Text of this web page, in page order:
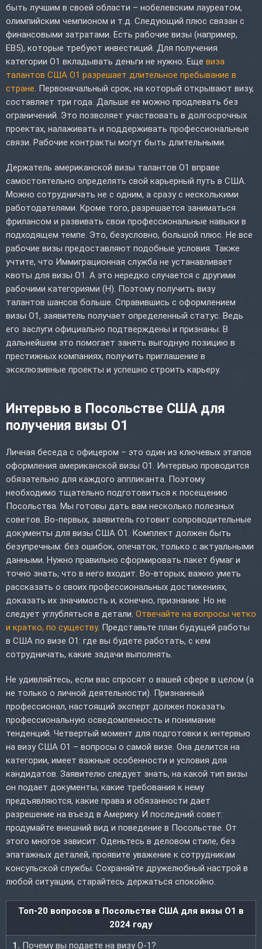
быть лучшим в своей области – нобелевским лауреатом,
олимпийским чемпионом и т.д. Следующий плюс связан с
финансовыми затратами. Есть рабочие визы (например,
EB5), которые требуют инвестиций. Для получения
категории O1 вкладывать деньги не нужно. Еще виза
талантов США O1 разрешает длительное пребывание в
стране. Первоначальный срок, на который открывают визу,
составляет три года. Дальше ее можно продлевать без
ограничений. Это позволяет участвовать в долгосрочных
проектах, налаживать и поддерживать профессиональные
связи. Рабочие контракты могут быть длительными.
Держатель американской визы талантов O1 вправе
самостоятельно определять свой карьерный путь в США.
Можно сотрудничать не с одним, а сразу с несколькими
работодателями. Кроме того, разрешается заниматься
фрилансом и развивать свои профессиональные навыки в
подходящем темпе. Это, безусловно, большой плюс. Не все
рабочие визы предоставляют подобные условия. Также
учтите, что Иммиграционная служба не устанавливает
квоты для визы O1. А это нередко случается с другими
рабочими категориями (H). Поэтому получить визу
талантов шансов больше. Справившись с оформлением
визы O1, заявитель получает определенный статус. Ведь
его заслуги официально подтверждены и признаны. В
дальнейшем это помогает занять выгодную позицию в
престижных компаниях, получить приглашение в
эксклюзивные проекты и успешно строить карьеру.
Интервью в Посольстве США для
получения визы O1
Личная беседа с офицером – это один из ключевых этапов
оформления американской визы O1. Интервью проводится
обязательно для каждого аппликанта. Поэтому
необходимо тщательно подготовиться к посещению
Посольства. Мы готовы дать вам несколько полезных
советов. Во-первых, заявитель готовит сопроводительные
документы для визы США O1. Комплект должен быть
безупречным: без ошибок, опечаток, только с актуальными
данными. Нужно правильно сформировать пакет бумаг и
точно знать, что в него входит. Во-вторых, важно уметь
рассказать о своих профессиональных достижениях,
доказать их значимость и, конечно, признание. Но не
следует углубляться в детали. Отвечайте на вопросы четко
и кратко, по существу. Представьте план будущей работы
в США по визе O1: где вы будете работать, с кем
сотрудничать, какие задачи выполнять.
Не удивляйтесь, если вас спросят о вашей сфере в целом (а
не только о личной деятельности). Признанный
профессионал, настоящий эксперт должен показать
профессиональную осведомленность и понимание
тенденций. Четвертый момент для подготовки к интервью
на визу США O1 – вопросы о самой визе. Она делится на
категории, имеет важные особенности и условия для
кандидатов. Заявителю следует знать, на какой тип визы
он подает документы, какие требования к нему
предъявляются, какие права и обязанности дает
разрешение на въезд в Америку. И последний совет:
продумайте внешний вид и поведение в Посольстве. От
этого многое зависит. Оденьтесь в деловом стиле, без
эпатажных деталей, проявите уважение к сотрудникам
консульской службы. Сохраняйте дружелюбный настрой в
любой ситуации, старайтесь держаться спокойно.
Топ-20 вопросов в Посольстве США для визы O1 в
2024 году
1. Почему вы подаете на визу O-1?